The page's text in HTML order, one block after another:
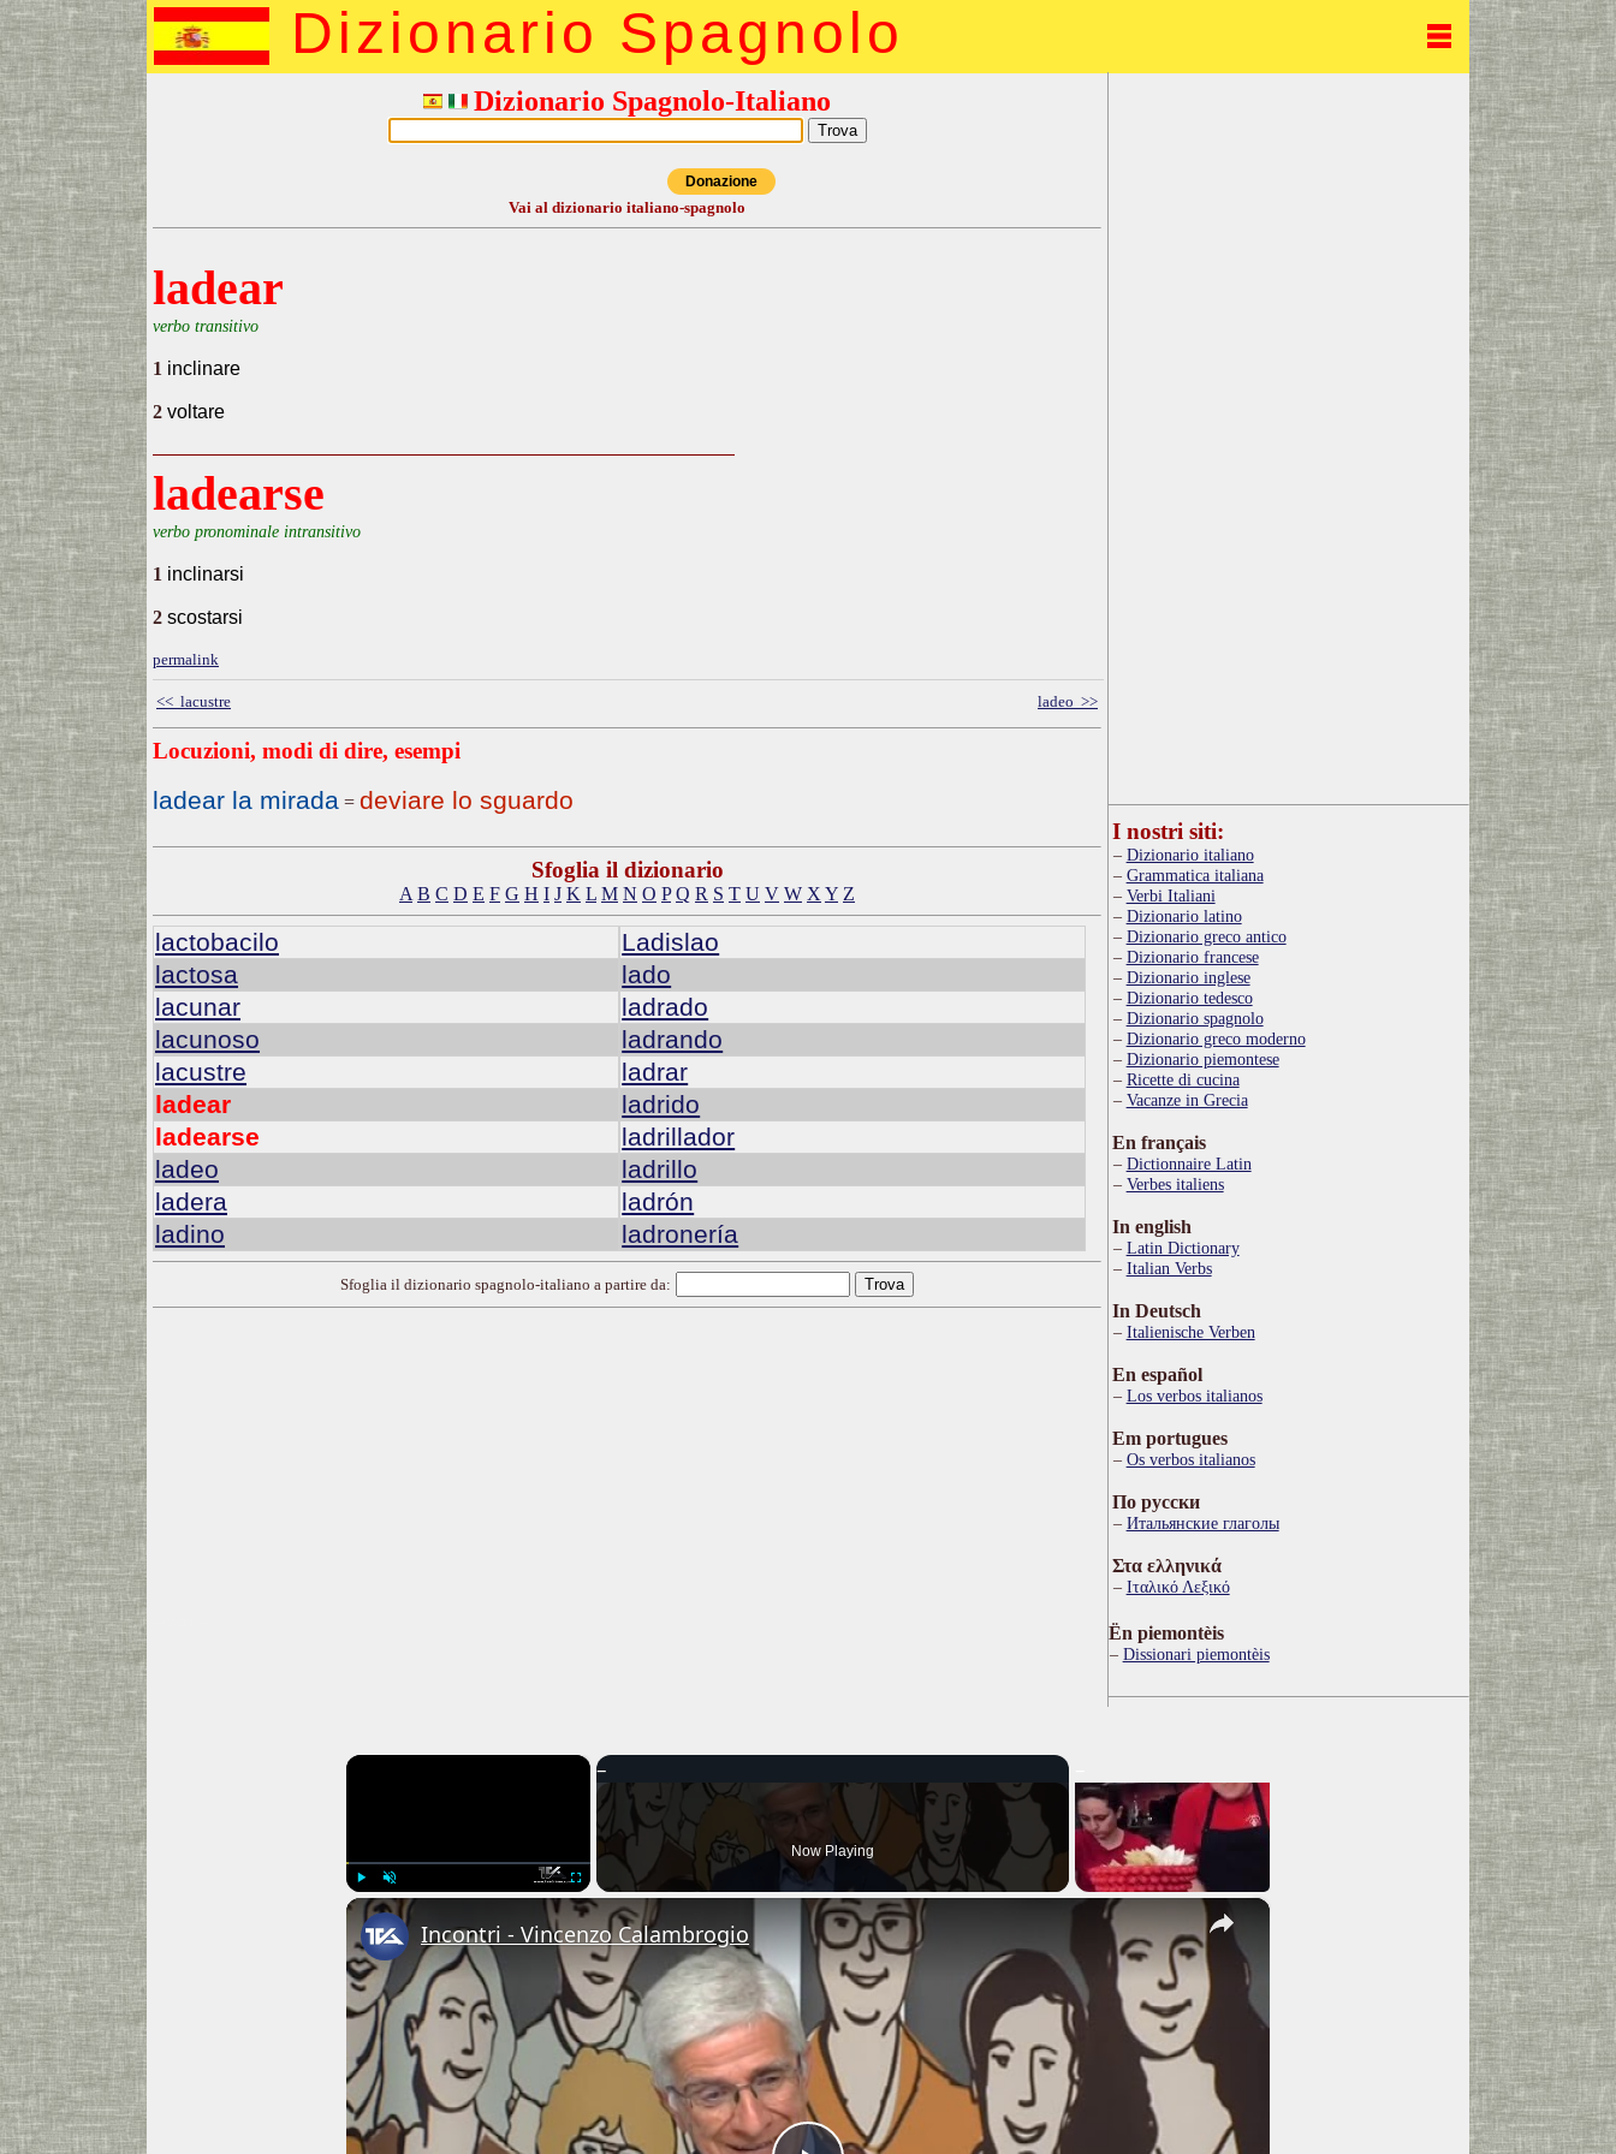
Dizionario Spagnolo
Dizionario Spagnolo-Italiano
Donazione
Vai al dizionario italiano-spagnolo
ladear
verbo transitivo
1 inclinare
2 voltare
ladearse
verbo pronominale intransitivo
1 inclinarsi
2 scostarsi
permalink
<< lacustre ladeo >>
Locuzioni, modi di dire, esempi
ladear la mirada = deviare lo sguardo
Sfoglia il dizionario
A B C D E F G H I J K L M N O P Q R S T U V W X Y Z
lactobacilo
lactosa
lacunar
lacunoso
lacustre
ladear
ladearse
ladeo
ladera
ladino
Ladislao
lado
ladrado
ladrando
ladrar
ladrido
ladrillador
ladrillo
ladrón
ladronería
Sfoglia il dizionario spagnolo-italiano a partire da:
I nostri siti:
Dizionario italiano
Grammatica italiana
Verbi Italiani
Dizionario latino
Dizionario greco antico
Dizionario francese
Dizionario inglese
Dizionario tedesco
Dizionario spagnolo
Dizionario greco moderno
Dizionario piemontese
Ricette di cucina
Vacanze in Grecia
En français
Dictionnaire Latin
Verbes italiens
In english
Latin Dictionary
Italian Verbs
In Deutsch
Italienische Verben
En español
Los verbos italianos
Em portugues
Os verbos italianos
По русски
Итальянские глаголы
Στα ελληνικά
Ιταλικό Λεξικό
Ën piemontèis
Dissionari piemontèis
×
Play Unmute Fullscreen
Now Playing
×
Incontri - Vincenzo Calambrogio